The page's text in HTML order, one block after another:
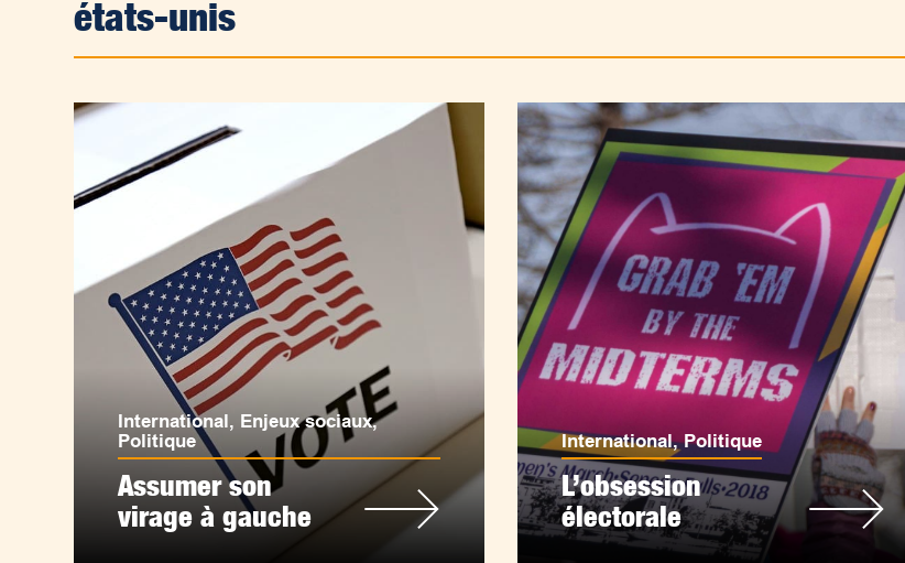
états-unis
International, Enjeux sociaux,
Politique
Assumer son
virage à gauche
International,Politique
L’obsession
électorale